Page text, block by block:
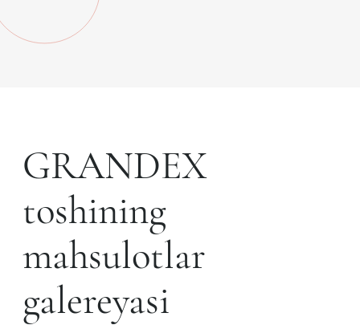
GRANDEX
toshining
mahsulotlar
galereyasi